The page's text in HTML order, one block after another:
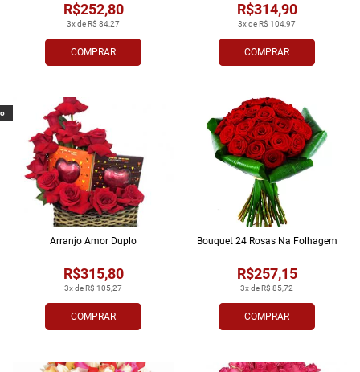
COMPRAR
3x de R$ 84,27
R$252,80
COMPRAR
3x de R$ 104,97
R$314,90
COMPRAR
3x de R$ 105,27
R$315,80
Arranjo Amor Duplo
COMPRAR
3x de R$ 85,72
R$257,15
Bouquet 24 Rosas Na Folhagem